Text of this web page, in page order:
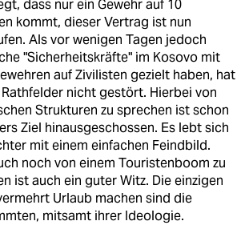
dass nur ein Gewehr auf 10
kommt, dieser Vertrag ist nun
Als vor wenigen Tagen jedoch
"Sicherheitskräfte" im Kosovo mit
auf Zivilisten gezielt haben, hat
nicht gestört. Hierbei von
Strukturen zu sprechen ist schon
Ziel hinausgeschossen. Es lebt sich
mit einem einfachen Feindbild.
noch von einem Touristenboom zu
ist auch ein guter Witz. Die einzigen
Urlaub machen sind die
mitsamt ihrer Ideologie.